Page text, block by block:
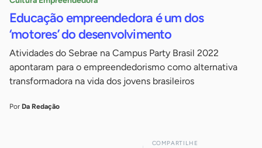
Educação empreendedora é um dos
‘motores’ do desenvolvimento
Atividades do Sebrae na Campus Party Brasil 2022
apontaram para o empreendedorismo como alternativa
transformadora na vida dos jovens brasileiros
Por Da Redação
COMPARTILHE